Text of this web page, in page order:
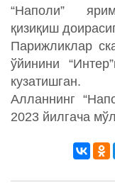
“Наполи”
қизиқиш
Парижликлар
ўйинини
кузатишган.
Алланнинг
2023 йилгача